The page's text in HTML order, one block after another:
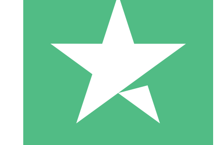
Pacchetti di Crediti Individuali
Paga a consumo con crediti di download. Nessun impegno
1 Download
10